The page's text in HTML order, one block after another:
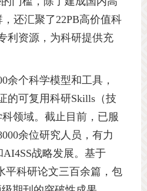
还汇聚了22PB高价值科
利资源，为科研提供充
余个科学模型和工具，
的可复用科研Skills （技
领域。截止目前，已服
余位研究人员，有力
AI4SS战略发展。基于
平科研论文三百余篇，包